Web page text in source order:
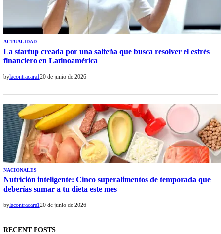
ACTUALIDAD
La startup creada por una salteña que busca resolver el estrés
financiero en Latinoamérica
bylacontracara120 de junio de 2026
NACIONALES
Nutrición inteligente: Cinco superalimentos de temporada que
deberías sumar a tu dieta este mes
bylacontracara120 de junio de 2026
RECENT POSTS